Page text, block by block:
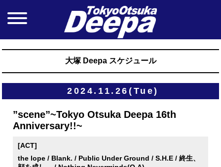
大塚 Deepa スケジュール
2024.11.26(Tue)
”scene”~Tokyo Otsuka Deepa 16th
Anniversary!!~
[ACT]
the lope / Blank. / Public Under Ground / S.H.E / 終生、